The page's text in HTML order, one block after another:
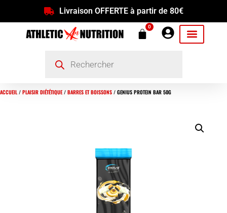
Livraison OFFERTE à partir de 80€
0
ACCUEIL/ PLAISIR DIÉTÉTIQUE/ BARRES ET BOISSONS / GENIUS PROTEIN BAR 50G